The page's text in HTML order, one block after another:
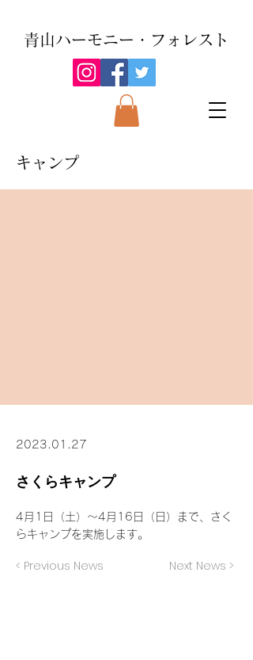
青山ハーモニー・フォレスト
2023.01.27
さくらキャンプ
4月1日（土）～4月16日（日）まで、さく
らキャンプを実施します。
< Previous News Next News >
キャンプ